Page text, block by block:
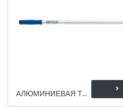
АЛЮМИНИЕВАЯ ТРУБА